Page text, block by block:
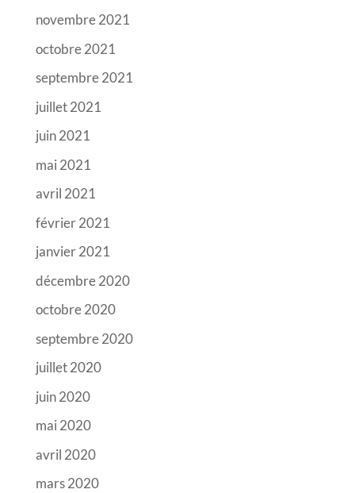
novembre 2021
octobre 2021
septembre 2021
juillet 2021
juin 2021
mai 2021
avril 2021
février 2021
janvier 2021
décembre 2020
octobre 2020
septembre 2020
juillet 2020
juin 2020
mai 2020
avril 2020
mars 2020